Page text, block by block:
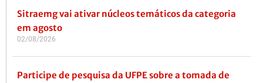
Sitraemg vai ativar núcleos temáticos da categoria
em agosto
02/08/2026
Participe de pesquisa da UFPE sobre a tomada de